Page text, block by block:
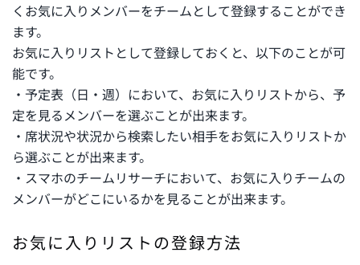
くお気に入りメンバーをチームとして登録することができ
ます。
お気に入りリストとして登録しておくと、以下のことが可
能です。
・予定表（日・週）において、お気に入りリストから、予
定を見るメンバーを選ぶことが出来ます。
・席状況や状況から検索したい相手をお気に入りリストか
ら選ぶことが出来ます。
・スマホのチームリサーチにおいて、お気に入りチームの
メンバーがどこにいるかを見ることが出来ます。
お気に入りリストの登録方法